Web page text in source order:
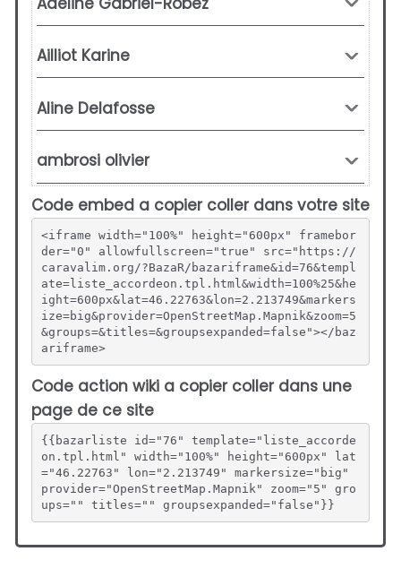
Code embed a copier coller dans votre site
<iframe width="100%" height="600px" framebor
der="0" allowfullscreen="true" src="https://
caravalim.org/?BazaR/bazariframe&id=76&templ
ate=liste_accordeon.tpl.html&width=100%25&he
ight=600px&lat=46.22763&lon=2.213749&markers
ize=big&provider=OpenStreetMap.Mapnik&zoom=5
&groups=&titles=&groupsexpanded=false"></baz
ariframe>
Code action wiki a copier coller dans une
page de ce site
{{bazarliste id="76" template="liste_accorde
on.tpl.html" width="100%" height="600px" lat
="46.22763" lon="2.213749" markersize="big"
provider="OpenStreetMap.Mapnik" zoom="5" gro
ups="" titles="" groupsexpanded="false"}}